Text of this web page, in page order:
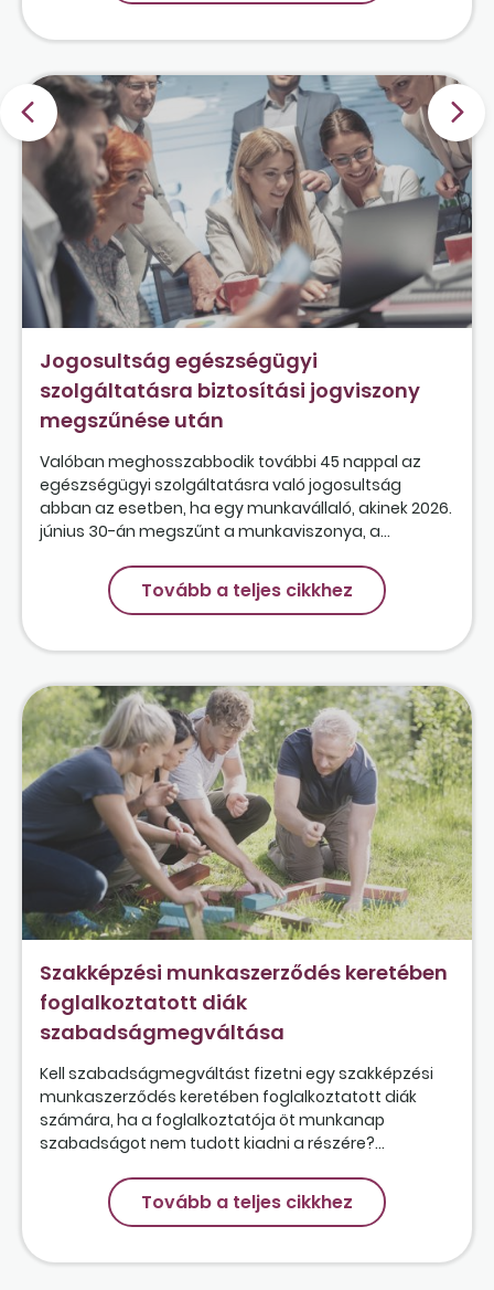
Jogosultság egészségügyi
szolgáltatásra biztosítási jogviszony
megszűnése után
Valóban meghosszabbodik további 45 nappal az
egészségügyi szolgáltatásra való jogosultság
abban az esetben, ha egy munkavállaló, akinek 2026.
június 30-án megszűnt a munkaviszonya, a...
Tovább a teljes cikkhez
Szakképzési munkaszerződés keretében
foglalkoztatott diák
szabadságmegváltása
Kell szabadságmegváltást fizetni egy szakképzési
munkaszerződés keretében foglalkoztatott diák
számára, ha a foglalkoztatója öt munkanap
szabadságot nem tudott kiadni a részére?...
Tovább a teljes cikkhez